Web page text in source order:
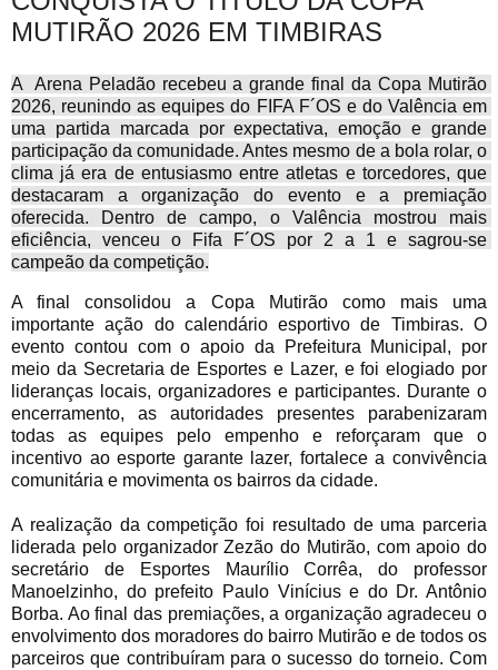
MUTIRÃO 2026 EM TIMBIRAS
A  Arena Peladão recebeu a grande final da Copa Mutirão
2026, reunindo as equipes do FIFA F´OS e do Valência em
uma partida marcada por expectativa, emoção e grande
participação da comunidade. Antes mesmo de a bola rolar, o
clima já era de entusiasmo entre atletas e torcedores, que
destacaram a organização do evento e a premiação
oferecida. Dentro de campo, o Valência mostrou mais
eficiência, venceu o Fifa F´OS por 2 a 1 e sagrou-se
campeão da competição.
A final consolidou a Copa Mutirão como mais uma
importante ação do calendário esportivo de Timbiras. O
evento contou com o apoio da Prefeitura Municipal, por
meio da Secretaria de Esportes e Lazer, e foi elogiado por
lideranças locais, organizadores e participantes. Durante o
encerramento, as autoridades presentes parabenizaram
todas as equipes pelo empenho e reforçaram que o
incentivo ao esporte garante lazer, fortalece a convivência
comunitária e movimenta os bairros da cidade.
A realização da competição foi resultado de uma parceria
liderada pelo organizador Zezão do Mutirão, com apoio do
secretário de Esportes Maurílio Corrêa, do professor
Manoelzinho, do prefeito Paulo Vinícius e do Dr. Antônio
Borba. Ao final das premiações, a organização agradeceu o
envolvimento dos moradores do bairro Mutirão e de todos os
parceiros que contribuíram para o sucesso do torneio. Com